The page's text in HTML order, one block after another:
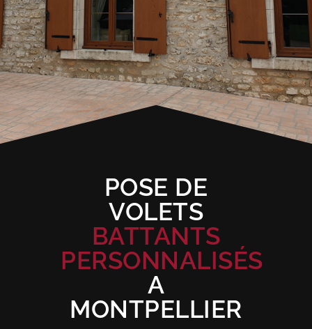
POSE DE
VOLETS
BATTANTS
PERSONNALISÉS
A
MONTPELLIER